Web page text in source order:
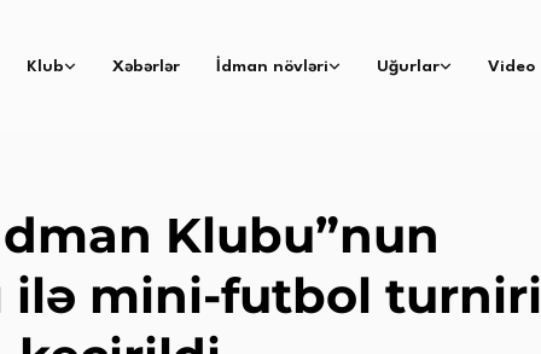
Klub Xəbərlər İdman növləri Uğurlar Video
Klubu”nun
ilə mini-futbol turniri